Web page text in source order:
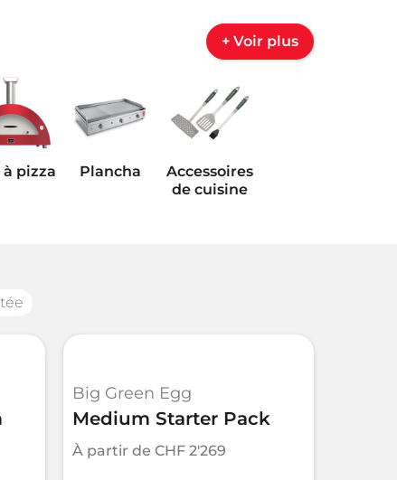
à pizza Plancha
Accessoires
de cuisine
+ Voir plus
Big Green Egg
Medium Starter Pack
À partir deCHF 2'269